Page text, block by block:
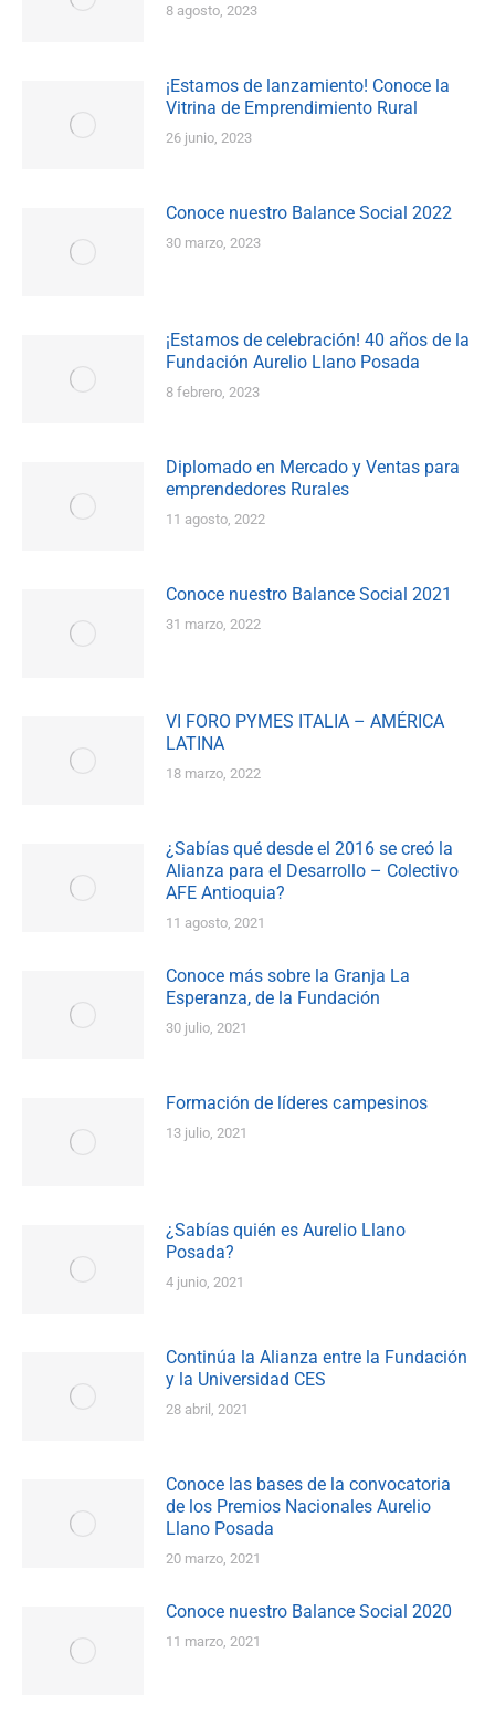
8 agosto, 2023
¡Estamos de lanzamiento! Conoce la
Vitrina de Emprendimiento Rural
26 junio, 2023
Conoce nuestro Balance Social 2022
30 marzo, 2023
¡Estamos de celebración! 40 años de la
Fundación Aurelio Llano Posada
8 febrero, 2023
Diplomado en Mercado y Ventas para
emprendedores Rurales
11 agosto, 2022
Conoce nuestro Balance Social 2021
31 marzo, 2022
VI FORO PYMES ITALIA – AMÉRICA
LATINA
18 marzo, 2022
¿Sabías qué desde el 2016 se creó la
Alianza para el Desarrollo – Colectivo
AFE Antioquia?
11 agosto, 2021
Conoce más sobre la Granja La
Esperanza, de la Fundación
30 julio, 2021
Formación de líderes campesinos
13 julio, 2021
¿Sabías quién es Aurelio Llano
Posada?
4 junio, 2021
Continúa la Alianza entre la Fundación
y la Universidad CES
28 abril, 2021
Conoce las bases de la convocatoria
de los Premios Nacionales Aurelio
Llano Posada
20 marzo, 2021
Conoce nuestro Balance Social 2020
11 marzo, 2021